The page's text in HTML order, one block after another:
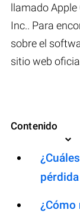
llamado Apple
Inc.. Para
sobre el
sitio web
Contenido
¿Cómo